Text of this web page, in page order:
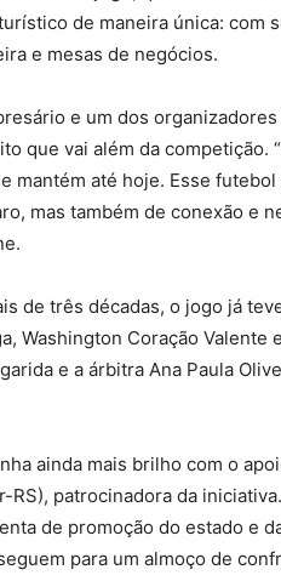
de maneira única: com
e mesas de negócios.
e um dos
que vai além da competição.
mantém até hoje. Esse
mas também de conexão e
de três décadas, o jogo já
Washington Coração
e a árbitra Ana Paula
ainda mais brilho com o
RS), patrocinadora da
de promoção do estado e
para um almoço de